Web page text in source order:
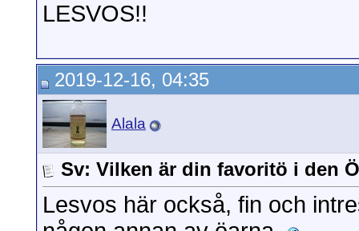
LESVOS!!
2019-12-16, 04:35
Alala
Sv: Vilken är din favoritö i den
Lesvos här också, fin och